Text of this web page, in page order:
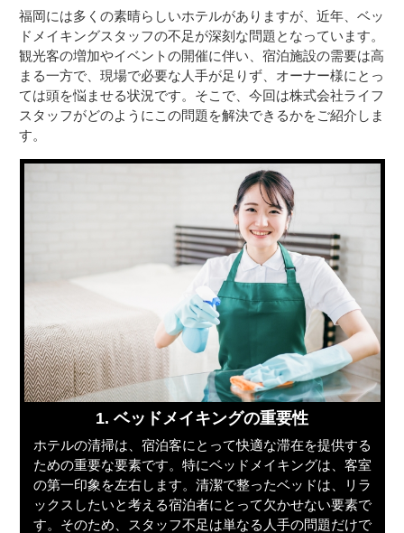
福岡には多くの素晴らしいホテルがありますが、近年、ベッ
ドメイキングスタッフの不足が深刻な問題となっています。
観光客の増加やイベントの開催に伴い、宿泊施設の需要は高
まる一方で、現場で必要な人手が足りず、オーナー様にとっ
ては頭を悩ませる状況です。そこで、今回は株式会社ライフ
スタッフがどのようにこの問題を解決できるかをご紹介しま
す。
1. ベッドメイキングの重要性
ホテルの清掃は、宿泊客にとって快適な滞在を提供する
ための重要な要素です。特にベッドメイキングは、客室
の第一印象を左右します。清潔で整ったベッドは、リラ
ックスしたいと考える宿泊者にとって欠かせない要素で
す。そのため、スタッフ不足は単なる人手の問題だけで